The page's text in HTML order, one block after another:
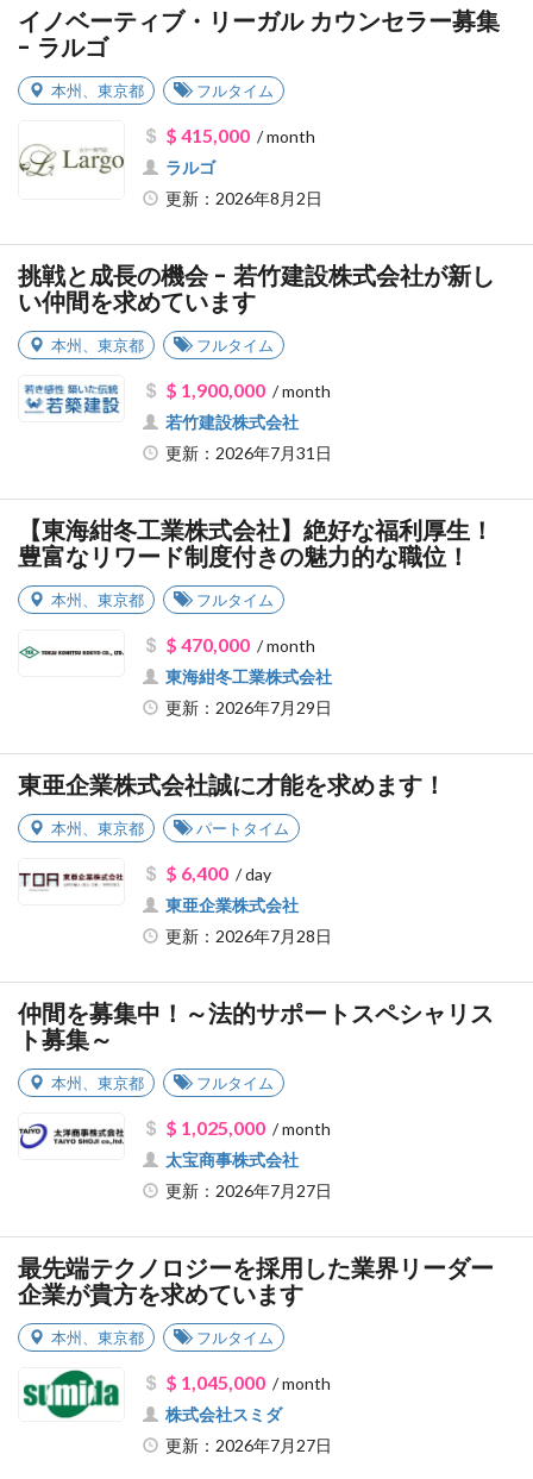
イノベーティブ・リーガル カウンセラー募集
- ラルゴ
本州 東京都 フルタイム
$ 415,000/ month
ラルゴ
更新：2026年8月2日
挑戦と成長の機会 - 若竹建設株式会社が新し
い仲間を求めています
本州 東京都 フルタイム
$ 1,900,000/ month
若竹建設株式会社
更新：2026年7月31日
【東海紺冬工業株式会社】絶好な福利厚生！
豊富なリワード制度付きの魅力的な職位！
本州 東京都 フルタイム
$ 470,000/ month
東海紺冬工業株式会社
更新：2026年7月29日
東亜企業株式会社誠に才能を求めます！
本州 東京都 パートタイム
$ 6,400/ day
東亜企業株式会社
更新：2026年7月28日
仲間を募集中！～法的サポートスペシャリス
ト募集～
本州 東京都 フルタイム
$ 1,025,000/ month
太宝商事株式会社
更新：2026年7月27日
最先端テクノロジーを採用した業界リーダー
企業が貴方を求めています
本州 東京都 フルタイム
$ 1,045,000/ month
株式会社スミダ
更新：2026年7月27日